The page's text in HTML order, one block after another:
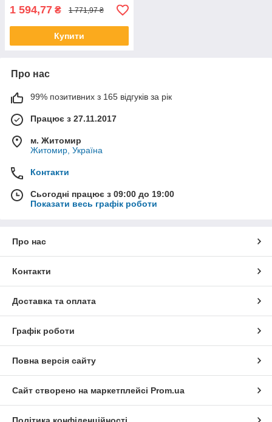
1 594,77 ₴ 1 771,97 ₴
Купити
Про нас
99% позитивних з 165 відгуків за рік
Працює з 27.11.2017
м. Житомир
Житомир, Україна
Контакти
Сьогодні працює з 09:00 до 19:00
Показати весь графік роботи
Про нас
Контакти
Доставка та оплата
Графік роботи
Повна версія сайту
Сайт створено на маркетплейсі Prom.ua